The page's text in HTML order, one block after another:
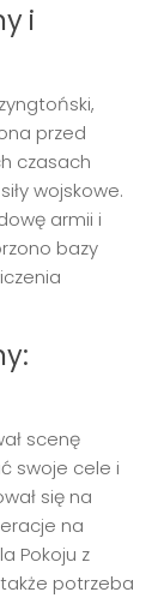
i
przed
czasach
wojskowe.
armii i
bazy
scenę
swoje cele i
się na
na
Pokoju z
potrzeba